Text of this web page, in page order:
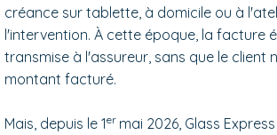
créance sur tablette, à domicile ou à
l'intervention. À cette époque, la facture
transmise à l'assureur, sans que le client
montant facturé.
Mais, depuis le 1er mai 2026, Glass